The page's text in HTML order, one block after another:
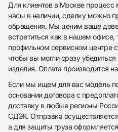
Для клиентов в Москве
часы в наличии, сделку можно
обращения. Мы ценим ваше
встретиться как в нашем
профильном сервисном центре
чтобы вы могли сразу
изделия. Оплата производится
Если мы ищем для вас модель
основании договора с
доставку в любые регионы
СДЭК. Отправка
а для защиты груза
Приложите